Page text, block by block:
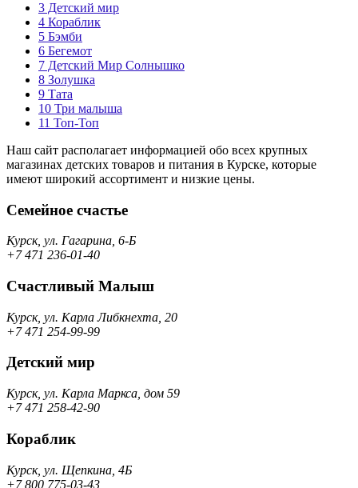
3 Детский мир
4 Кораблик
5 Бэмби
6 Бегемот
7 Детский Мир Солнышко
8 Золушка
9 Тата
10 Три малыша
11 Топ-Топ
Наш сайт располагает информацией обо всех крупных
магазинах детских товаров и питания в Курске, которые
имеют широкий ассортимент и низкие цены.
Семейное счастье
Курск, ул. Гагарина, 6-Б
+7 471 236-01-40
Счастливый Малыш
Курск, ул. Карла Либкнехта, 20
+7 471 254-99-99
Детский мир
Курск, ул. Карла Маркса, дом 59
+7 471 258-42-90
Кораблик
Курск, ул. Щепкина, 4Б
+7 800 775-03-43